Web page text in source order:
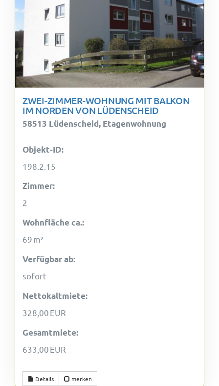
ZWEI-ZIMMER-WOHNUNG MIT BALKON
IM NORDEN VON LÜDENSCHEID
58513 Lüdenscheid, Etagenwohnung
Objekt-ID:
198.2.15
Zimmer:
2
Wohnfläche ca.:
69 m²
Verfügbar ab:
sofort
Nettokaltmiete:
328,00 EUR
Gesamtmiete:
633,00 EUR
Details merken